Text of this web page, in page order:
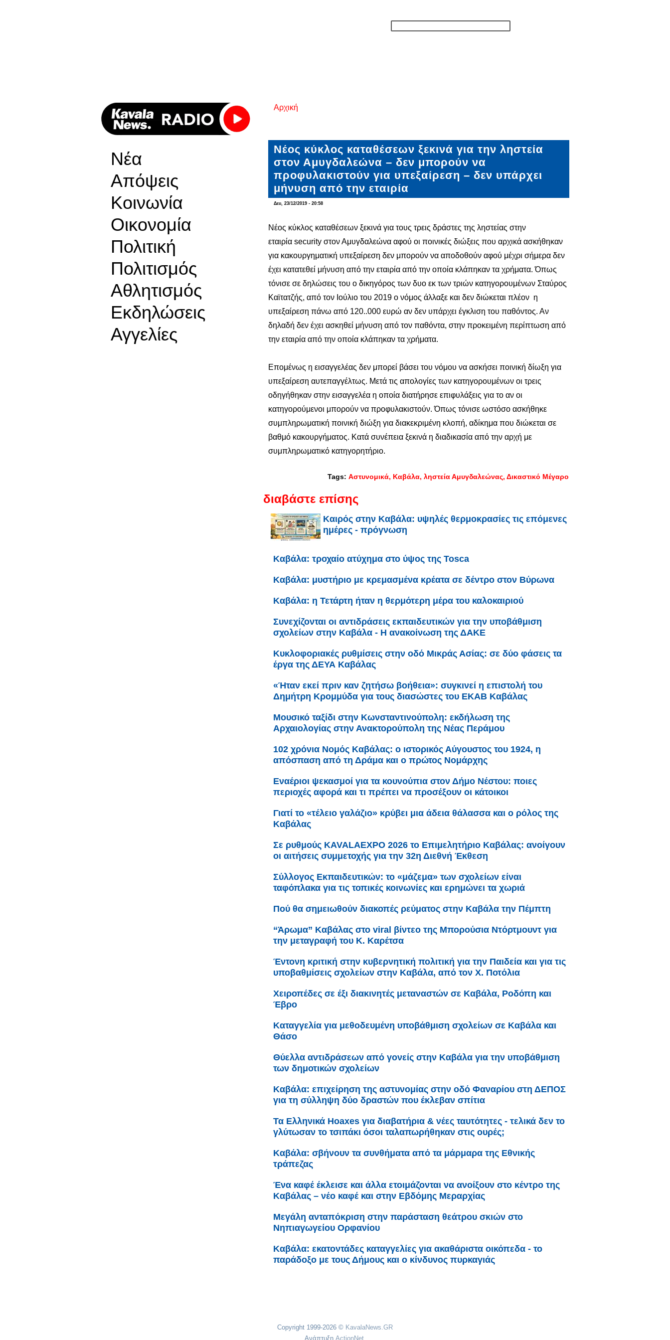
Νέα
Απόψεις
Κοινωνία
Οικονομία
Πολιτική
Πολιτισμός
Αθλητισμός
Εκδηλώσεις
Αγγελίες
Είστε εδώ
Αρχική
Νέος κύκλος καταθέσεων ξεκινά για την ληστεία
στον Αμυγδαλεώνα – δεν μπορούν να
προφυλακιστούν για υπεξαίρεση – δεν υπάρχει
μήνυση από την εταιρία
Δευ, 23/12/2019 - 20:58
Νέος κύκλος καταθέσεων ξεκινά για τους τρεις δράστες της ληστείας στην
εταιρία security στον Αμυγδαλεώνα αφού οι ποινικές διώξεις που αρχικά ασκήθηκαν
για κακουργηματική υπεξαίρεση δεν μπορούν να αποδοθούν αφού μέχρι σήμερα δεν
έχει κατατεθεί μήνυση από την εταιρία από την οποία κλάπηκαν τα χρήματα. Όπως
τόνισε σε δηλώσεις του ο δικηγόρος των δυο εκ των τριών κατηγορουμένων Σταύρος
Καϊτατζής, από τον Ιούλιο του 2019 ο νόμος άλλαξε και δεν διώκεται πλέον η
υπεξαίρεση πάνω από 120..000 ευρώ αν δεν υπάρχει έγκλιση του παθόντος. Αν
δηλαδή δεν έχει ασκηθεί μήνυση από τον παθόντα, στην προκειμένη περίπτωση από
την εταιρία από την οποία κλάπηκαν τα χρήματα.
Επομένως η εισαγγελέας δεν μπορεί βάσει του νόμου να ασκήσει ποινική δίωξη για
υπεξαίρεση αυτεπαγγέλτως. Μετά τις απολογίες των κατηγορουμένων οι τρεις
οδηγήθηκαν στην εισαγγελέα η οποία διατήρησε επιφυλάξεις για το αν οι
κατηγορούμενοι μπορούν να προφυλακιστούν. Όπως τόνισε ωστόσο ασκήθηκε
συμπληρωματική ποινική διώξη για διακεκριμένη κλοπή, αδίκημα που διώκεται σε
βαθμό κακουργήματος. Κατά συνέπεια ξεκινά η διαδικασία από την αρχή με
συμπληρωματικό κατηγορητήριο.
Tags: Αστυνομικά Καβάλα ληστεία Αμυγδαλεώνας Δικαστικό Μέγαρο
διαβάστε επίσης
Καιρός στην Καβάλα: υψηλές θερμοκρασίες τις επόμενες
ημέρες - πρόγνωση
Καβάλα: τροχαίο ατύχημα στο ύψος της Tosca
Καβάλα: μυστήριο με κρεμασμένα κρέατα σε δέντρο στον Βύρωνα
Καβάλα: η Τετάρτη ήταν η θερμότερη μέρα του καλοκαιριού
Συνεχίζονται οι αντιδράσεις εκπαιδευτικών για την υποβάθμιση
σχολείων στην Καβάλα - Η ανακοίνωση της ΔΑΚΕ
Κυκλοφοριακές ρυθμίσεις στην οδό Μικράς Ασίας: σε δύο φάσεις τα
έργα της ΔΕΥΑ Καβάλας
«Ήταν εκεί πριν καν ζητήσω βοήθεια»: συγκινεί η επιστολή του
Δημήτρη Κρομμύδα για τους διασώστες του ΕΚΑΒ Καβάλας
Μουσικό ταξίδι στην Κωνσταντινούπολη: εκδήλωση της
Αρχαιολογίας στην Ανακτορούπολη της Νέας Περάμου
102 χρόνια Νομός Καβάλας: ο ιστορικός Αύγουστος του 1924, η
απόσπαση από τη Δράμα και ο πρώτος Νομάρχης
Εναέριοι ψεκασμοί για τα κουνούπια στον Δήμο Νέστου: ποιες
περιοχές αφορά και τι πρέπει να προσέξουν οι κάτοικοι
Γιατί το «τέλειο γαλάζιο» κρύβει μια άδεια θάλασσα και ο ρόλος της
Καβάλας
Σε ρυθμούς KAVALAEXPO 2026 το Επιμελητήριο Καβάλας: ανοίγουν
οι αιτήσεις συμμετοχής για την 32η Διεθνή Έκθεση
Σύλλογος Εκπαιδευτικών: το «μάζεμα» των σχολείων είναι
ταφόπλακα για τις τοπικές κοινωνίες και ερημώνει τα χωριά
Πού θα σημειωθούν διακοπές ρεύματος στην Καβάλα την Πέμπτη
“Άρωμα” Καβάλας στο viral βίντεο της Μπορούσια Ντόρτμουντ για
την μεταγραφή του Κ. Καρέτσα
Έντονη κριτική στην κυβερνητική πολιτική για την Παιδεία και για τις
υποβαθμίσεις σχολείων στην Καβάλα, από τον Χ. Ποτόλια
Χειροπέδες σε έξι διακινητές μεταναστών σε Καβάλα, Ροδόπη και
Έβρο
Καταγγελία για μεθοδευμένη υποβάθμιση σχολείων σε Καβάλα και
Θάσο
Θύελλα αντιδράσεων από γονείς στην Καβάλα για την υποβάθμιση
των δημοτικών σχολείων
Καβάλα: επιχείρηση της αστυνομίας στην οδό Φαναρίου στη ΔΕΠΟΣ
για τη σύλληψη δύο δραστών που έκλεβαν σπίτια
Τα Ελληνικά Hoaxes για διαβατήρια & νέες ταυτότητες - τελικά δεν το
γλύτωσαν το τσιπάκι όσοι ταλαπωρήθηκαν στις ουρές;
Καβάλα: σβήνουν τα συνθήματα από τα μάρμαρα της Εθνικής
τράπεζας
Ένα καφέ έκλεισε και άλλα ετοιμάζονται να ανοίξουν στο κέντρο της
Καβάλας – νέο καφέ και στην Εβδόμης Μεραρχίας
Μεγάλη ανταπόκριση στην παράσταση θεάτρου σκιών στο
Νηπιαγωγείου Ορφανίου
Καβάλα: εκατοντάδες καταγγελίες για ακαθάριστα οικόπεδα - το
παράδοξο με τους Δήμους και ο κίνδυνος πυρκαγιάς
Copyright 1999-2026 © KavalaNews.GR
Ανάπτυξη ActionNet.